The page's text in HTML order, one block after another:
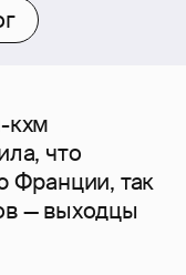
кхм
что
Франции, так
— выходцы